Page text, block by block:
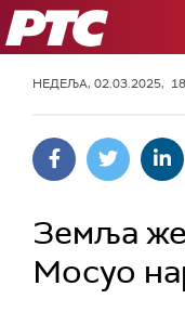
РТС
НЕДЕЉА, 02.03.2025,
Земља
Мосуо